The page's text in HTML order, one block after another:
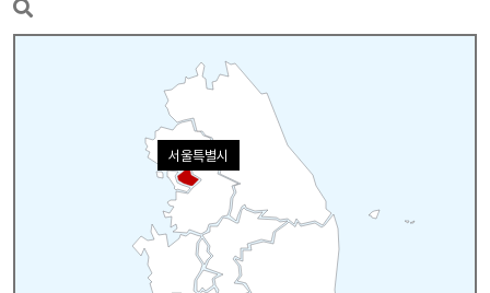
서울특별시